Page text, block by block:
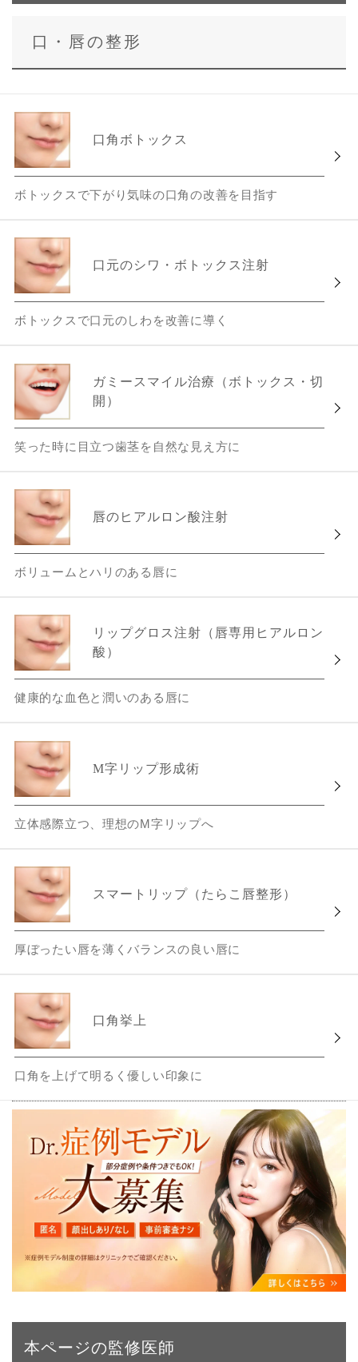
口・唇の整形
口角ボトックス
ボトックスで下がり気味の口角の改善を目指す
口元のシワ・ボトックス注射
ボトックスで口元のしわを改善に導く
ガミースマイル治療（ボトックス・切
開）
笑った時に目立つ歯茎を自然な見え方に
唇のヒアルロン酸注射
ボリュームとハリのある唇に
リップグロス注射（唇専用ヒアルロン
酸）
健康的な血色と潤いのある唇に
M字リップ形成術
立体感際立つ、理想のM字リップへ
スマートリップ（たらこ唇整形）
厚ぼったい唇を薄くバランスの良い唇に
口角挙上
口角を上げて明るく優しい印象に
本ページの監修医師